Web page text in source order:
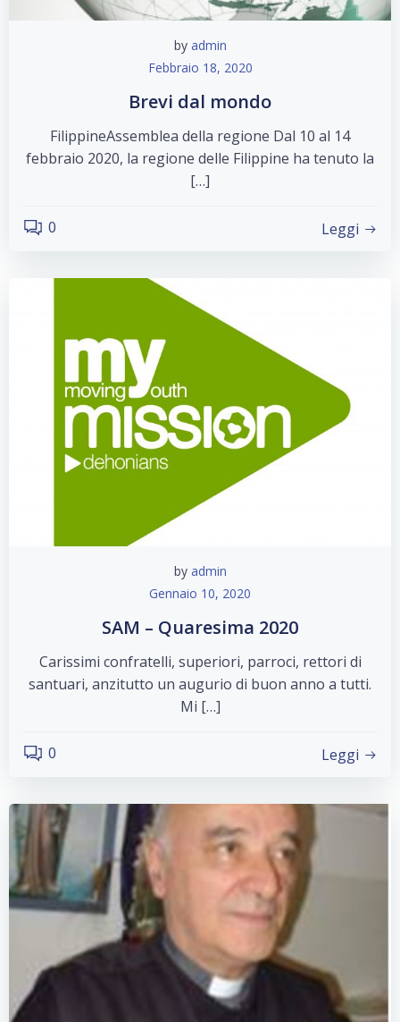
by admin
Febbraio 18, 2020
Brevi dal mondo
FilippineAssemblea della regione Dal 10 al 14
febbraio 2020, la regione delle Filippine ha tenuto la
[…]
0 Leggi
by admin
Gennaio 10, 2020
SAM – Quaresima 2020
Carissimi confratelli, superiori, parroci, rettori di
santuari, anzitutto un augurio di buon anno a tutti.
Mi […]
0 Leggi